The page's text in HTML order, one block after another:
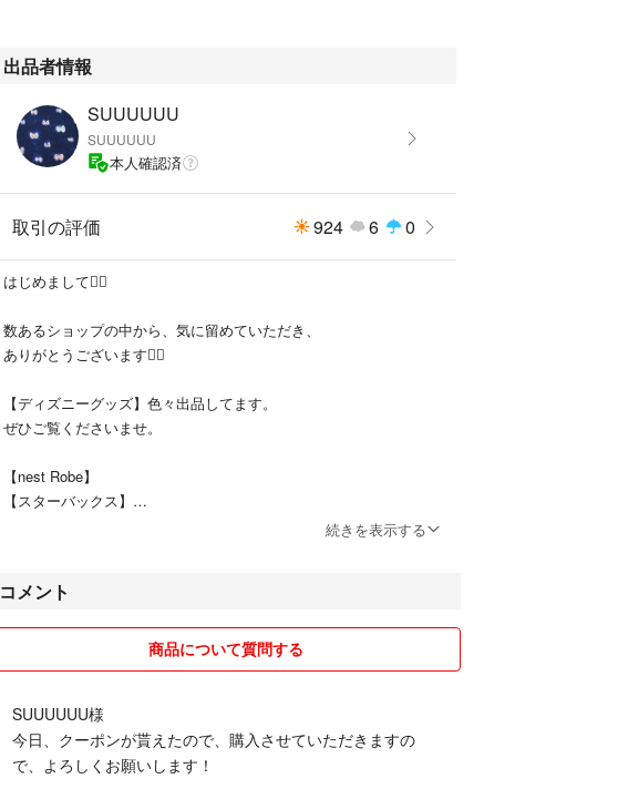
出品者情報
SUUUUUU
SUUUUUU
本人確認済
取引の評価 924 6 0
はじめまして🙇‍♂️
数あるショップの中から、気に留めていただき、
ありがとうございます🙇‍♂️
【ディズニーグッズ】色々出品してます。
ぜひご覧くださいませ。
【nest Robe】
【スターバックス】
スムーズな取り引きを心がけていきたいとおもっておりますが、子育
て&仕事の日々でなにかとバタバタしており、ご迷惑をおかけしてし
発送急ぐ場合 ひとこといただけると助かります。
基本的に24時間以内に発送可能でございます。
（商品によってはお時間いただく場合もあります。必ずご連絡させて
いただきます。）
続きを表示する
コメント
商品について質問する
SUUUUUU様
今日、クーポンが貰えたので、購入させていただきますの
で、よろしくお願いします！